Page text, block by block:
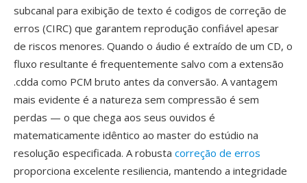
subcanal para exibição de texto é codigos de correção de
erros (CIRC) que garantem reprodução confiável apesar
de riscos menores. Quando o áudio é extraído de um CD, o
fluxo resultante é frequentemente salvo com a extensão
.cdda como PCM bruto antes da conversão. A vantagem
mais evidente é a natureza sem compressão é sem
perdas — o que chega aos seus ouvidos é
matematicamente idêntico ao master do estúdio na
resolução especificada. A robusta correção de erros
proporciona excelente resiliencia, mantendo a integridade